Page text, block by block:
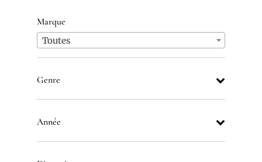
Marque
Toutes
Genre
Année